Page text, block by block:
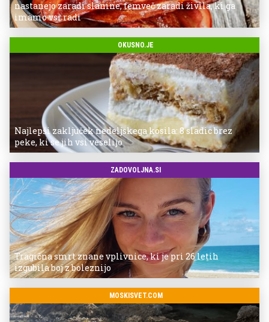
nastanejo zaradi slanine, temveč zaradi živila, ki ga
imamo vsi radi
OKUSNO.JE
Najlepši zaključek nedeljskega kosila: 8 sladic brez
peke, ki se jih vsi veselijo
ZADOVOLJNA.SI
Tragična smrt znane vplivnice, ki je pri 26 letih
izgubila boj z boleznijo
MOSKISVET.COM